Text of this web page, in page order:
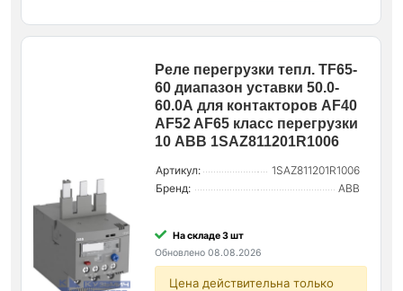
Реле перегрузки тепл. TF65-
60 диапазон уставки 50.0-
60.0А для контакторов AF40
AF52 AF65 класс перегрузки
10 ABB 1SAZ811201R1006
Артикул:
1SAZ811201R1006
Бренд:
ABB
На складе 3 шт
Обновлено 08.08.2026
Цена действительна только